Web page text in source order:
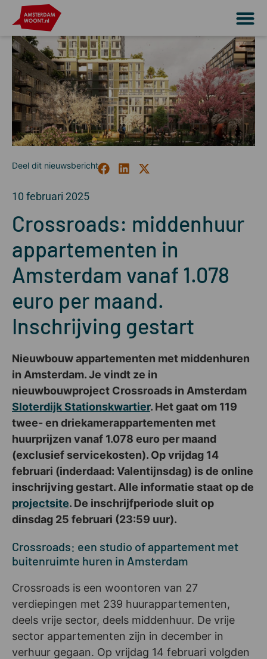
10 februari 2025
Crossroads: middenhuur
appartementen in
Amsterdam vanaf 1.078
euro per maand.
Inschrijving gestart
Nieuwbouw appartementen met middenhuren
in Amsterdam. Je vindt ze in
nieuwbouwproject Crossroads in Amsterdam
Sloterdijk Stationskwartier. Het gaat om 119
twee- en driekamerappartementen met
huurprijzen vanaf 1.078 euro per maand
(exclusief servicekosten). Op vrijdag 14
februari (inderdaad: Valentijnsdag) is de online
inschrijving gestart. Alle informatie staat op de
projectsite. De inschrijfperiode sluit op
dinsdag 25 februari (23:59 uur).
Crossroads: een studio of appartement met
buitenruimte huren in Amsterdam
Crossroads is een woontoren van 27
verdiepingen met 239 huurappartementen,
deels vrije sector, deels middenhuur. De vrije
sector appartementen zijn in december in
verhuur gegaan. Op vrijdag 14 februari volgden